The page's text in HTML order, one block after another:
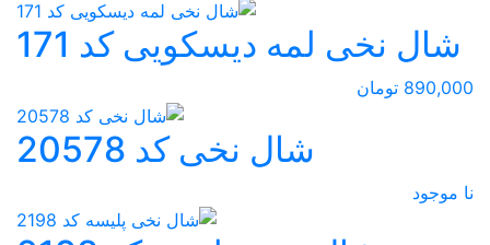
شال نخی لمه دیسکویی کد 171
890,000 تومان
شال نخی کد 20578
نا موجود